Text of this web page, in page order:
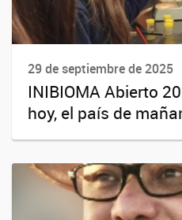
29 de septiembre de 2025
INIBIOMA Abierto
hoy, el país de